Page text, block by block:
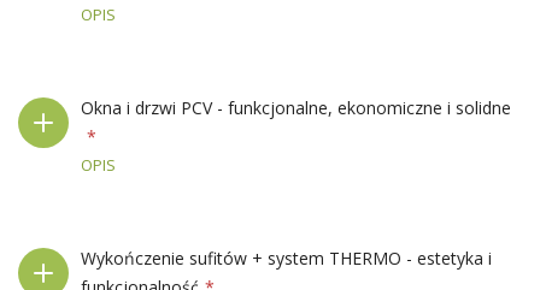
OPIS
Okna i drzwi PCV - funkcjonalne, ekonomiczne i solidne
OPIS
Wykończenie sufitów + system THERMO - estetyka i